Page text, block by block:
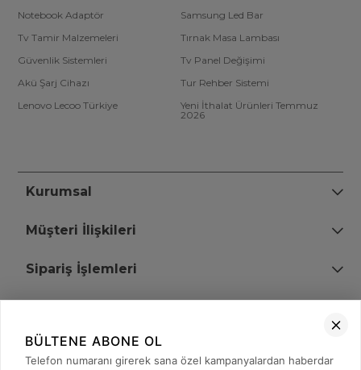
Notebook Adaptör
Samsung Led Bar
Tv Tamir Malzemeleri
Tırnak Masa Lambası
Güvenlik Sistemleri
Tv Panel Değişimi
Akü Şarj Cihazı
Tur Rehber Sistemi
Lenovo Lecoo Türkiye
Yeni İthalat Ürünleri Temmuz
2026
Kurumsal
Müşteri İlişkileri
Sipariş İşlemleri
+90 (850) 473 08 08
BÜLTENE ABONE OL
Telefon numaranı girerek sana özel kampanyalardan haberdar